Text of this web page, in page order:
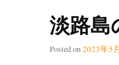
淡路島
Posted on2023年5